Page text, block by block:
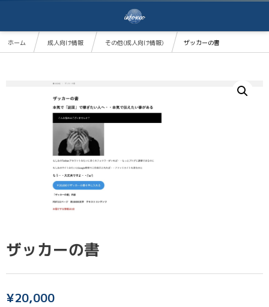
ホーム 成人向け情報 その他(成人向け情報) ザッカーの書
ザッカーの書
¥20,000